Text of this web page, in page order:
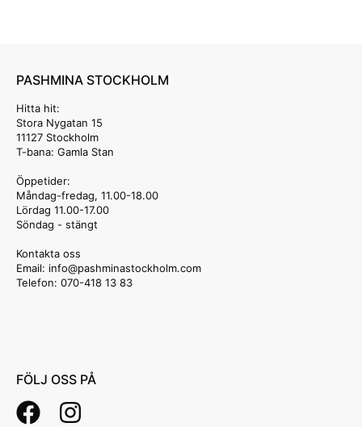
PASHMINA STOCKHOLM
Hitta hit:
Stora Nygatan 15
11127 Stockholm
T-bana: Gamla Stan
Öppetider:
Måndag-fredag, 11.00-18.00
Lördag 11.00-17.00
Söndag - stängt
Kontakta oss
Email: info@pashminastockholm.com
Telefon: 070-418 13 83
FÖLJ OSS PÅ